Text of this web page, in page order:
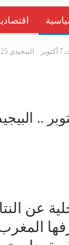
102
عن
عرفها